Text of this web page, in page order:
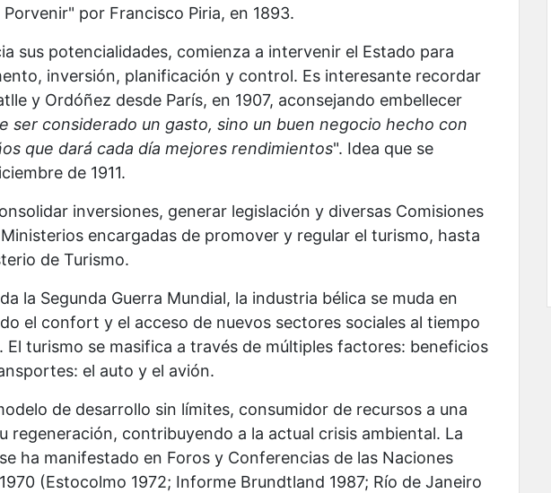
por Francisco Piria, en 1893.
sus potencialidades, comienza a intervenir el Estado para
inversión, planificación y control. Es interesante recordar
y Ordóñez desde París, en 1907, aconsejando embellecer
ser considerado un gasto, sino un buen negocio hecho con
que dará cada día mejores rendimientos". Idea que se
de 1911.
inversiones, generar legislación y diversas Comisiones
encargadas de promover y regular el turismo, hasta
de Turismo.
la Segunda Guerra Mundial, la industria bélica se muda en
el confort y el acceso de nuevos sectores sociales al tiempo
El turismo se masifica a través de múltiples factores: beneficios
el auto y el avión.
de desarrollo sin límites, consumidor de recursos a una
regeneración, contribuyendo a la actual crisis ambiental. La
ha manifestado en Foros y Conferencias de las Naciones
(Estocolmo 1972; Informe Brundtland 1987; Río de Janeiro